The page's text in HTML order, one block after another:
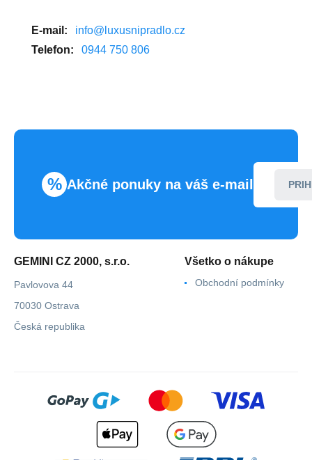
E-mail:
info@luxusnipradlo.cz
Telefon:
0944 750 806
% Akčné ponuky na váš e-mail
GEMINI CZ 2000, s.r.o.
Pavlovova 44
70030 Ostrava
Česká republika
Všetko o nákupe
Obchodní podmínky